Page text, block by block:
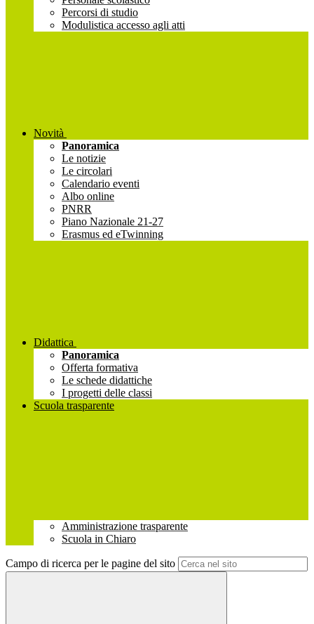
Percorsi di studio
Modulistica accesso agli atti
Novità
Panoramica
Le notizie
Le circolari
Calendario eventi
Albo online
PNRR
Piano Nazionale 21-27
Erasmus ed eTwinning
Didattica
Panoramica
Offerta formativa
Le schede didattiche
I progetti delle classi
Scuola trasparente
Amministrazione trasparente
Scuola in Chiaro
Campo di ricerca per le pagine del sito